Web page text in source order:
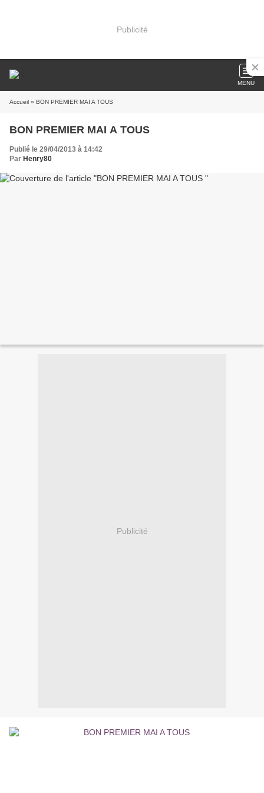
Publicité
MENU
Accueil » BON PREMIER MAI A TOUS
BON PREMIER MAI A TOUS
Publié le 29/04/2013 à 14:42
Par Henry80
Publicité